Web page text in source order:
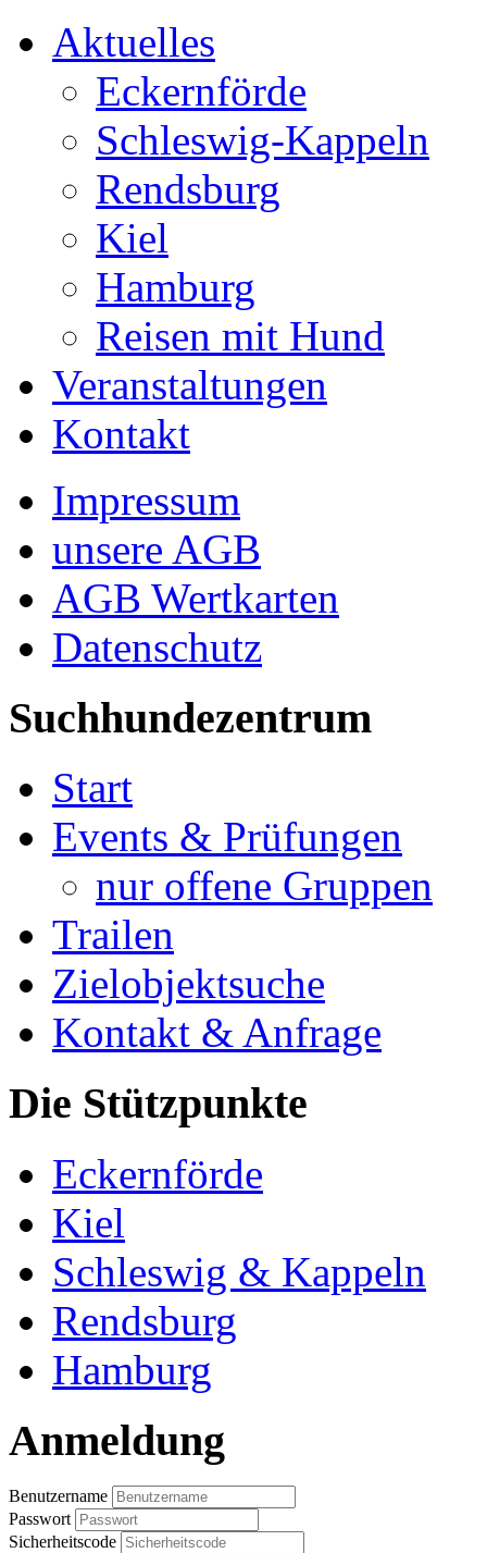
Aktuelles
Eckernförde
Schleswig-Kappeln
Rendsburg
Kiel
Hamburg
Reisen mit Hund
Veranstaltungen
Kontakt
Impressum
unsere AGB
AGB Wertkarten
Datenschutz
Suchhundezentrum
Start
Events & Prüfungen
nur offene Gruppen
Trailen
Zielobjektsuche
Kontakt & Anfrage
Die Stützpunkte
Eckernförde
Kiel
Schleswig & Kappeln
Rendsburg
Hamburg
Anmeldung
Benutzername
Passwort
Sicherheitscode